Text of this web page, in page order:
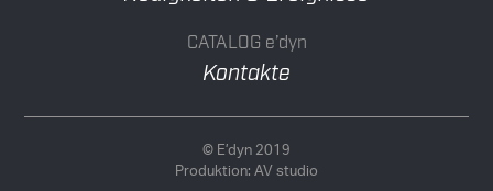
CATALOG e’dyn
Kontakte
© E’dyn 2019
Produktion: AV studio